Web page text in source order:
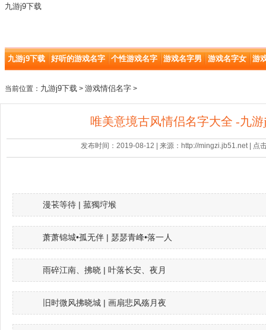
九游j9下载
九游j9下载 好听的游戏名字 个性游戏名字 游戏名字男 游戏名字女 游
当前位置： 九游j9下载 > 游戏情侣名字 >
唯美意境古风情侣名字大全 -九
发布时间：2019-08-12 | 来源：http://mingzi.jb51.net | 点
漫苌等待 | 菰獨垨堠
萧萧锦城•孤无伴 | 瑟瑟青峰•落一人
雨碎江南、拂晓 | 叶落长安、夜月
旧时微风拂晓城 | 画扇悲风殇月夜